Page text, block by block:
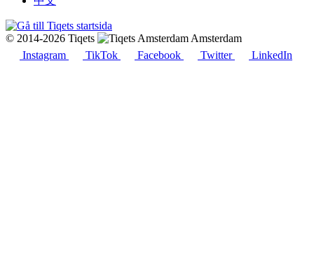
© 2014-2026 Tiqets
Amsterdam
Instagram
TikTok Facebook Twitter LinkedIn